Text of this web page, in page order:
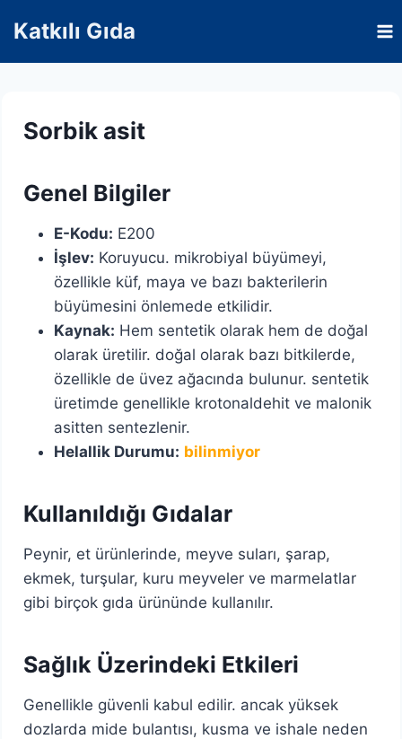
content
Katkılı Gıda
Sorbik asit
Genel Bilgiler
E-Kodu: E200
İşlev: Koruyucu. mikrobiyal büyümeyi,
özellikle küf, maya ve bazı bakterilerin
büyümesini önlemede etkilidir.
Kaynak: Hem sentetik olarak hem de doğal
olarak üretilir. doğal olarak bazı bitkilerde,
özellikle de üvez ağacında bulunur. sentetik
üretimde genellikle krotonaldehit ve malonik
asitten sentezlenir.
Helallik Durumu: bilinmiyor
Kullanıldığı Gıdalar
Peynir, et ürünlerinde, meyve suları, şarap,
ekmek, turşular, kuru meyveler ve marmelatlar
gibi birçok gıda ürününde kullanılır.
Sağlık Üzerindeki Etkileri
Genellikle güvenli kabul edilir. ancak yüksek
dozlarda mide bulantısı, kusma ve ishale neden